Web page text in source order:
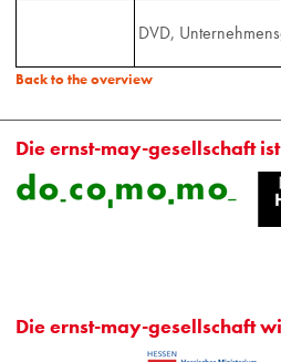
DVD,
Back to the overview
Die ernst-may-gesellschaft
Die ernst-may-gesellschaft